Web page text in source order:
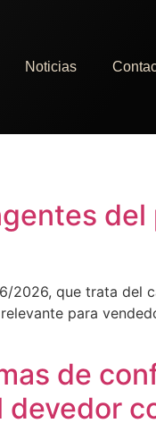
Noticias
del
2026, que trata del
para
de